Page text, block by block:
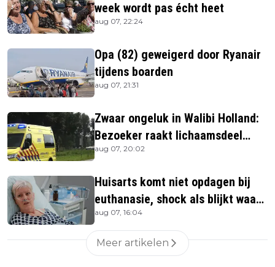
week wordt pas écht heet
aug 07, 22:24
Opa (82) geweigerd door Ryanair
tijdens boarden
aug 07, 21:31
Zwaar ongeluk in Walibi Holland:
Bezoeker raakt lichaamsdeel
kwijt
aug 07, 20:02
Huisarts komt niet opdagen bij
euthanasie, shock als blijkt waar
ze is
aug 07, 16:04
Meer artikelen